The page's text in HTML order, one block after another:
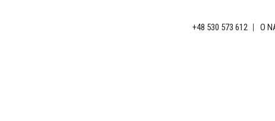
+48 530 573 612 O